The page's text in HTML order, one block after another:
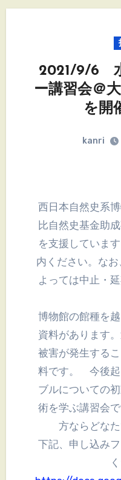
2021/9/6
ー講習会＠
を開
kanri
西日本自然史系
比自然史基金助
を支援していま
内ください。なお
よっては中止・
博物館の館種を
資料があります
被害が発生する
料です。 今後起
ブルについての
術を学ぶ講習会
方ならどな
下記、申し込み